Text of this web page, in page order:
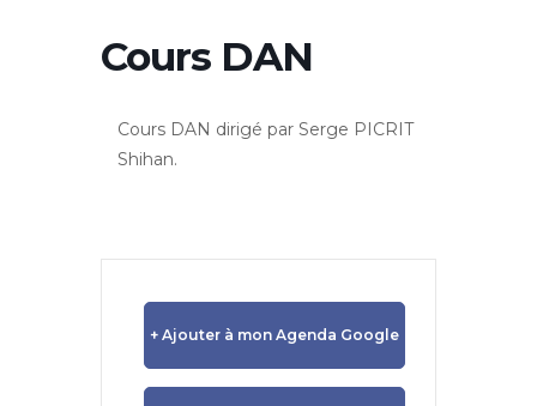
Cours DAN
Cours DAN dirigé par Serge PICRIT
Shihan.
+ Ajouter à mon Agenda Google